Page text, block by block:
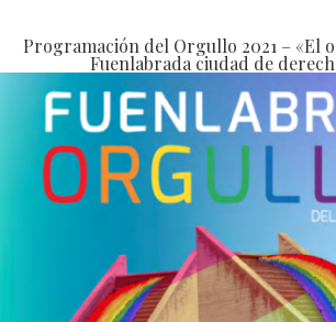
Programación del Orgullo 2021 – «El
Fuenlabrada ciudad de